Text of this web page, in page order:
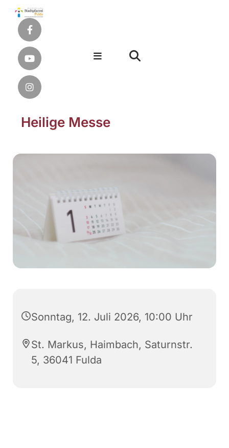
Heilige Messe
Sonntag, 12. Juli 2026, 10:00 Uhr
St. Markus, Haimbach, Saturnstr.
5, 36041 Fulda